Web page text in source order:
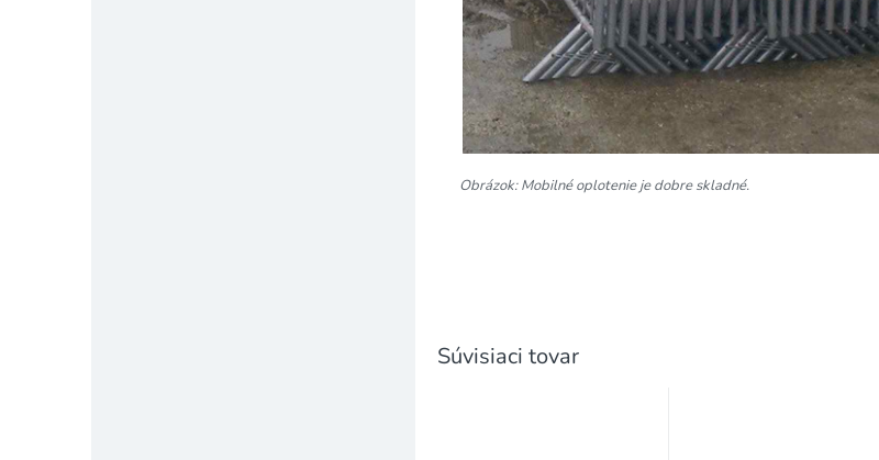
Obrázok: Mobilné oplotenie je dobre skladné.
Súvisiaci tovar